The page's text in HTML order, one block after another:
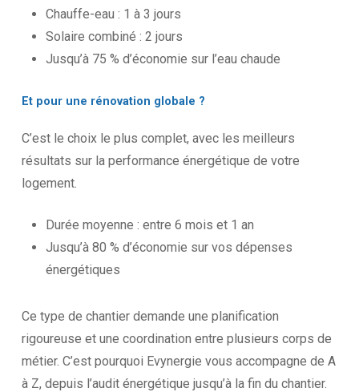
Chauffe-eau : 1 à 3 jours
Solaire combiné : 2 jours
Jusqu’à 75 % d’économie sur l’eau chaude
Et pour une rénovation globale ?
C’est le choix le plus complet, avec les meilleurs
résultats sur la performance énergétique de votre
logement.
Durée moyenne : entre 6 mois et 1 an
Jusqu’à 80 % d’économie sur vos dépenses
énergétiques
Ce type de chantier demande une planification
rigoureuse et une coordination entre plusieurs corps de
métier. C’est pourquoi Evynergie vous accompagne de A
à Z, depuis l’audit énergétique jusqu’à la fin du chantier.